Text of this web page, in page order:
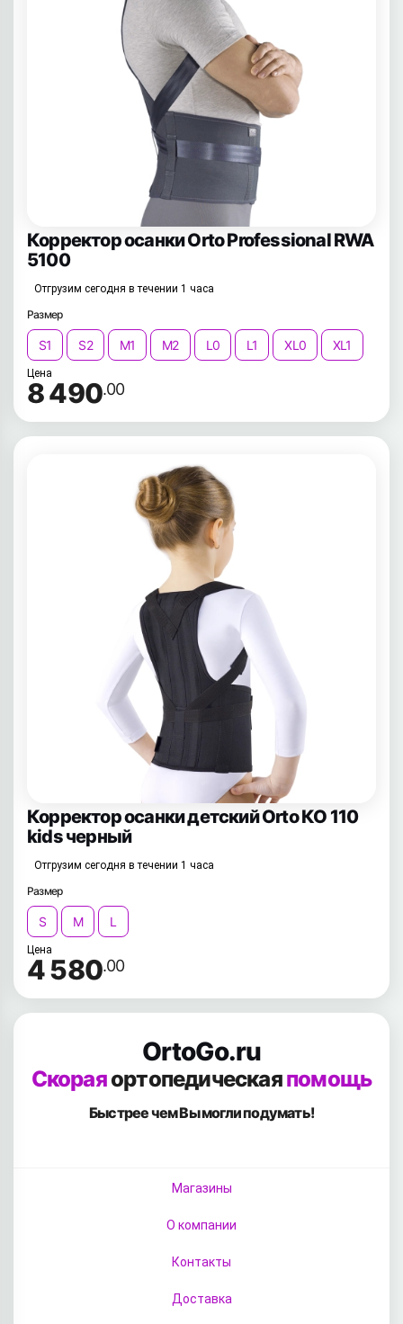
Корректор осанки Orto Professional RWA
5100
Отгрузим сегодня в течении 1 часа
Размер
S1 S2 M1 M2 L0 L1 XL0 XL1
Цена
8 490.00
Корректор осанки детский Orto КО 110
kids черный
Отгрузим сегодня в течении 1 часа
Размер
S M L
Цена
4 580.00
OrtoGo.ru
Скораяортопедическаяпомощь
Быстрее чем Вымогли подумать!
Магазины
О компании
Контакты
Доставка